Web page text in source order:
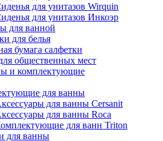
для унитазов Wirquin
для унитазов Инкоэр
для ванной
для белья
бумага салфетки
общественных мест
и комплектующие
для ванны
для ванны Cersanit
для ванны Roca
для ванн Triton
для ванны